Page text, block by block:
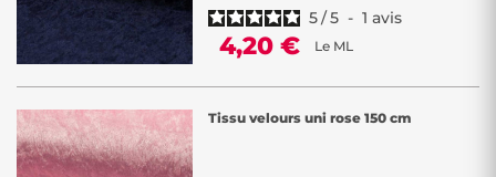
5/5 - 1 avis
4,20 € Le ML
Tissu velours uni rose 150 cm